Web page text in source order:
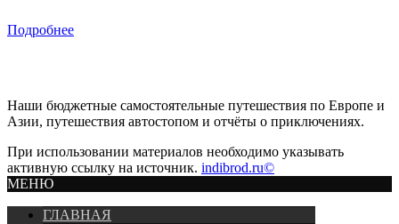
Подробнее
Наши бюджетные самостоятельные путешествия по Европе и
Азии, путешествия автостопом и отчёты о приключениях.
При использовании материалов необходимо указывать
активную ссылку на источник. indibrod.ru©
МЕНЮ
ГЛАВНАЯ